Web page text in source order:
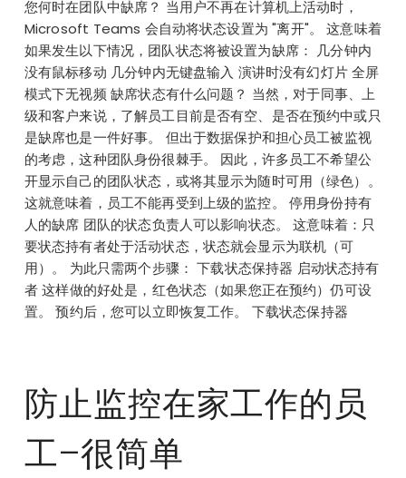
您何时在团队中缺席？ 当用户不再在计算机上活动时，
Microsoft Teams 会自动将状态设置为 "离开"。 这意味着
如果发生以下情况，团队状态将被设置为缺席： 几分钟内
没有鼠标移动 几分钟内无键盘输入 演讲时没有幻灯片 全屏
模式下无视频 缺席状态有什么问题？ 当然，对于同事、上
级和客户来说，了解员工目前是否有空、是否在预约中或只
是缺席也是一件好事。 但出于数据保护和担心员工被监视
的考虑，这种团队身份很棘手。 因此，许多员工不希望公
开显示自己的团队状态，或将其显示为随时可用（绿色）。
这就意味着，员工不能再受到上级的监控。 停用身份持有
人的缺席 团队的状态负责人可以影响状态。 这意味着：只
要状态持有者处于活动状态，状态就会显示为联机（可
用）。 为此只需两个步骤： 下载状态保持器 启动状态持有
者 这样做的好处是，红色状态（如果您正在预约）仍可设
置。 预约后，您可以立即恢复工作。 下载状态保持器
防止监控在家工作的员
工–很简单